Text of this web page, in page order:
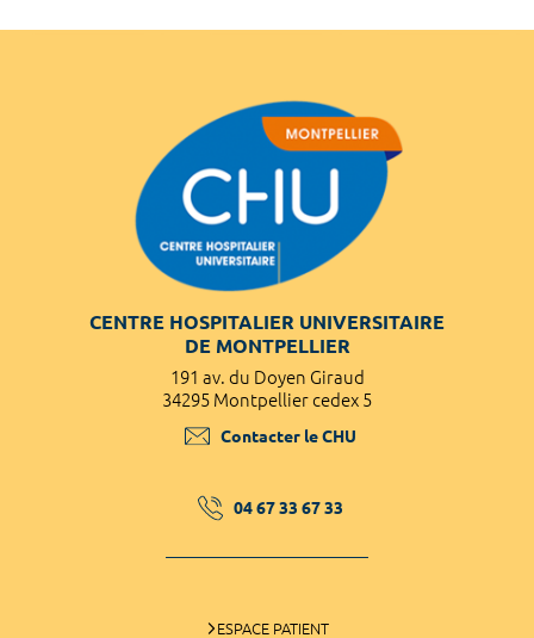
CENTRE HOSPITALIER UNIVERSITAIRE
DE MONTPELLIER
191 av. du Doyen Giraud
34295 Montpellier cedex 5
Contacter le CHU
04 67 33 67 33
ESPACE PATIENT